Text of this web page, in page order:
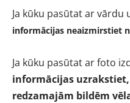
Ja kūku pasūtat ar
informācijas neaizmirstiet
Ja kūku pasūtat ar foto
informācijas
redzamajām bildēm